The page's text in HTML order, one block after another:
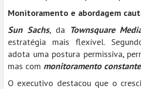
Monitoramento e abordagem
Sun Sachs, da Townsquare
estratégia mais flexível.
adota uma postura permissiva,
mas com monitoramento constante
O executivo destacou que o